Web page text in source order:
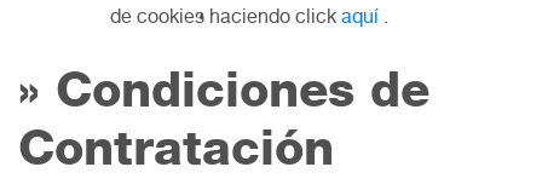
de cookies haciendo click aquí.
» Condiciones de
Contratación